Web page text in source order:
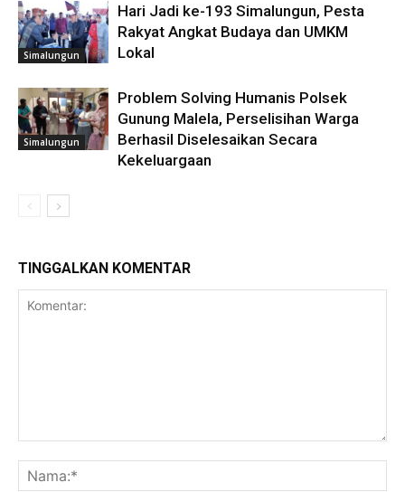
Simalungun
Hari Jadi ke-193 Simalungun, Pesta
Rakyat Angkat Budaya dan UMKM
Lokal
Simalungun
Problem Solving Humanis Polsek
Gunung Malela, Perselisihan Warga
Berhasil Diselesaikan Secara
Kekeluargaan
TINGGALKAN KOMENTAR